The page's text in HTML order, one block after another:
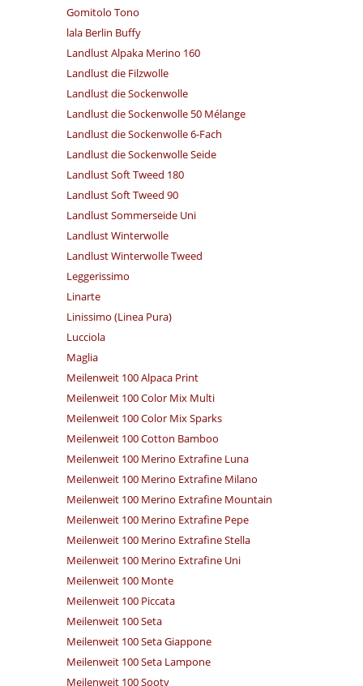
Gomitolo Tono
lala Berlin Buffy
Landlust Alpaka Merino 160
Landlust die Filzwolle
Landlust die Sockenwolle
Landlust die Sockenwolle 50 Mélange
Landlust die Sockenwolle 6-Fach
Landlust die Sockenwolle Seide
Landlust Soft Tweed 180
Landlust Soft Tweed 90
Landlust Sommerseide Uni
Landlust Winterwolle
Landlust Winterwolle Tweed
Leggerissimo
Linarte
Linissimo (Linea Pura)
Lucciola
Maglia
Meilenweit 100 Alpaca Print
Meilenweit 100 Color Mix Multi
Meilenweit 100 Color Mix Sparks
Meilenweit 100 Cotton Bamboo
Meilenweit 100 Merino Extrafine Luna
Meilenweit 100 Merino Extrafine Milano
Meilenweit 100 Merino Extrafine Mountain
Meilenweit 100 Merino Extrafine Pepe
Meilenweit 100 Merino Extrafine Stella
Meilenweit 100 Merino Extrafine Uni
Meilenweit 100 Monte
Meilenweit 100 Piccata
Meilenweit 100 Seta
Meilenweit 100 Seta Giappone
Meilenweit 100 Seta Lampone
Meilenweit 100 Sooty